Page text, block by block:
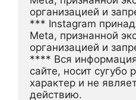
организацией и
*** Instagram
Meta, признанной
организацией и
**** Вся
сайте, носит сугубо
характер и не
действию.